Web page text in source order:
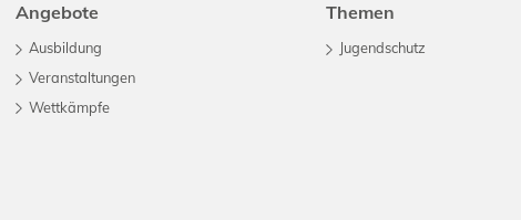
Angebote
Ausbildung
Veranstaltungen
Wettkämpfe
Themen
Jugendschutz